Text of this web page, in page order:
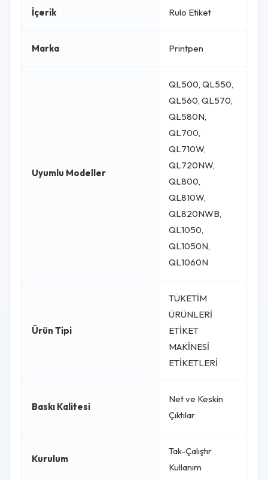
İçerik Rulo Etiket
Marka Printpen
Uyumlu Modeller
QL500, QL550,
QL560, QL570,
QL580N,
QL700,
QL710W,
QL720NW,
QL800,
QL810W,
QL820NWB,
QL1050,
QL1050N,
QL1060N
Ürün Tipi
TÜKETİM
ÜRÜNLERİ
ETİKET
MAKİNESİ
ETİKETLERİ
Baskı Kalitesi
Net ve Keskin
Çıktılar
Kurulum
Tak-Çalıştır
Kullanım